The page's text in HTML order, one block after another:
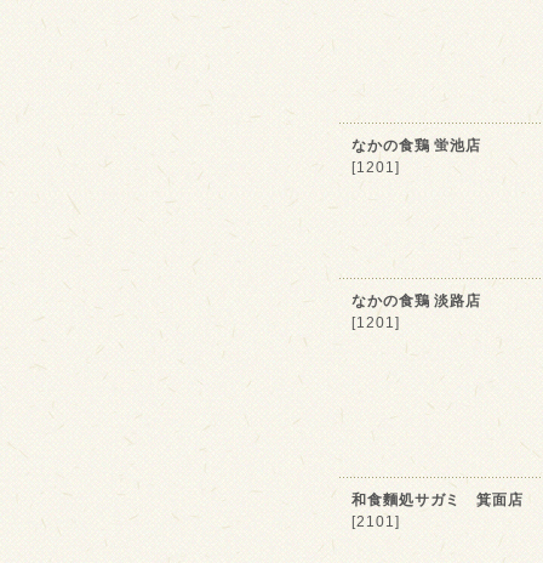
なかの食鶏 蛍池店
[1201]
なかの食鶏 淡路店
[1201]
和食麵処サガミ 箕面店
[2101]